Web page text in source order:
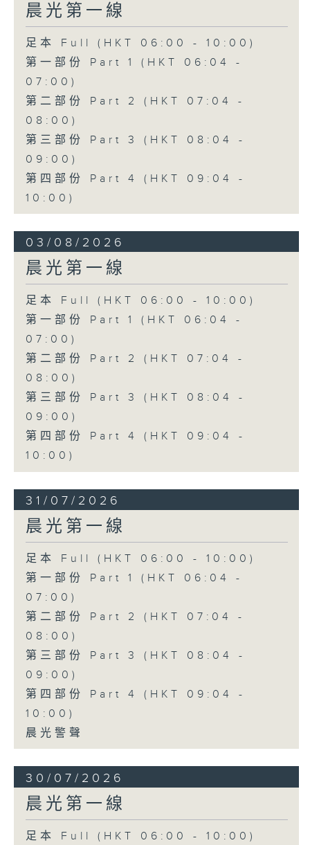
晨光第一線
足本 Full (HKT 06:00 - 10:00)
第一部份 Part 1 (HKT 06:04 -
07:00)
第二部份 Part 2 (HKT 07:04 -
08:00)
第三部份 Part 3 (HKT 08:04 -
09:00)
第四部份 Part 4 (HKT 09:04 -
10:00)
03/08/2026
晨光第一線
足本 Full (HKT 06:00 - 10:00)
第一部份 Part 1 (HKT 06:04 -
07:00)
第二部份 Part 2 (HKT 07:04 -
08:00)
第三部份 Part 3 (HKT 08:04 -
09:00)
第四部份 Part 4 (HKT 09:04 -
10:00)
31/07/2026
晨光第一線
足本 Full (HKT 06:00 - 10:00)
第一部份 Part 1 (HKT 06:04 -
07:00)
第二部份 Part 2 (HKT 07:04 -
08:00)
第三部份 Part 3 (HKT 08:04 -
09:00)
第四部份 Part 4 (HKT 09:04 -
10:00)
晨光警聲
30/07/2026
晨光第一線
足本 Full (HKT 06:00 - 10:00)